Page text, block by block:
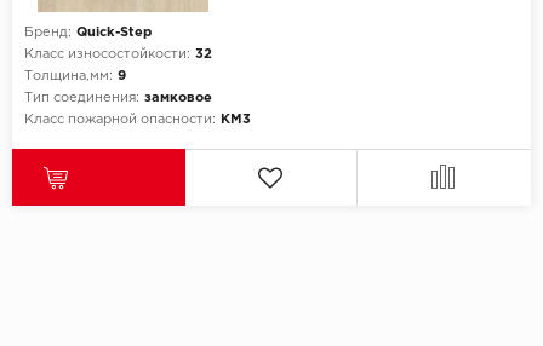
Бренд: Quick-Step
Класс износостойкости: 32
Толщина,мм: 9
Тип соединения: замковое
Класс пожарной опасности:
КМ3